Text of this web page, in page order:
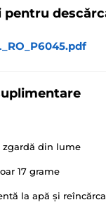
Small este
de pe gâtul câinelui
la lătratul
sunet
la început, apoi
zgardă din lume
17 grame
la apă și